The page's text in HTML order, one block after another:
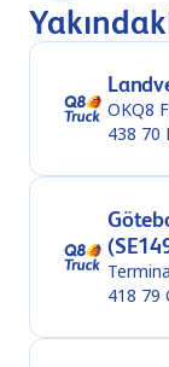
OKQ8
438 70
418 79